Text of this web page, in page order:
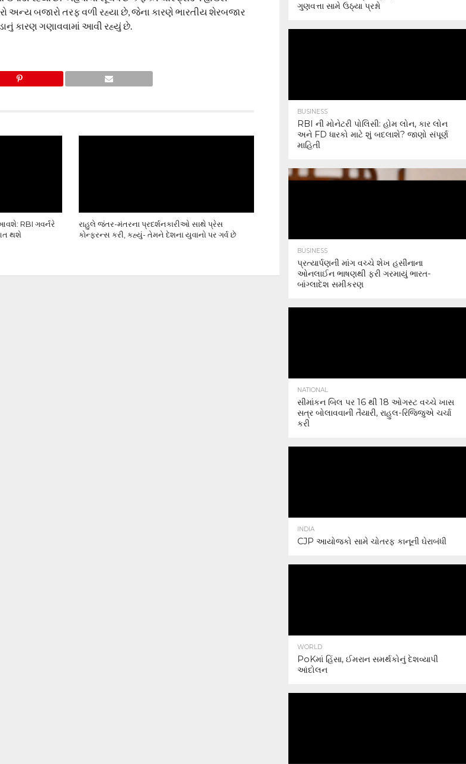
અન્ય બજારો તરફ વળી રહ્યા છે, જેના કારણે ભારતીય શેરબજાર
કારણ ગણાવવામાં આવી રહ્યું છે.
RBI ગવર્નરે
થશે
રાહુલે જંતર-મંતરના પ્રદર્શનકારીઓ સાથે પ્રેસ
કોન્ફરન્સ કરી, કહ્યું- તેમને દેશના યુવાનો પર ગર્વ છે
ગુણવત્તા સામે ઉઠ્યા પ્રશ્નો
BUSINESS
RBI ની મોનેટરી પોલિસી: હોમ લોન, કાર લોન
અને FD ધારકો માટે શું બદલાશે? જાણો સંપૂર્ણ
માહિતી
BUSINESS
પ્રત્યાર્પણની માંગ વચ્ચે શેખ હસીનાના
ઓનલાઈન ભાષણથી ફરી ગરમાયું ભારત-
બાંગ્લાદેશ સમીકરણ
NATIONAL
સીમાંકન બિલ પર 16 થી 18 ઓગસ્ટ વચ્ચે ખાસ
સત્ર બોલાવવાની તૈયારી, રાહુલ-રિજિજુએ ચર્ચા
કરી
INDIA
CJP આયોજકો સામે ચોતરફ કાનૂની ઘેરાબંધી
WORLD
PoKમાં હિંસા, ઈમરાન સમર્થકોનું દેશવ્યાપી
આંદોલન